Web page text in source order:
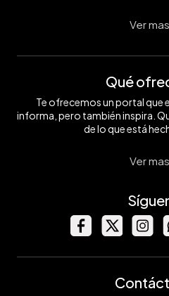
Ver
Qué
Te ofrecemos un portal que
informa, pero también inspira.
de lo que está
Ver